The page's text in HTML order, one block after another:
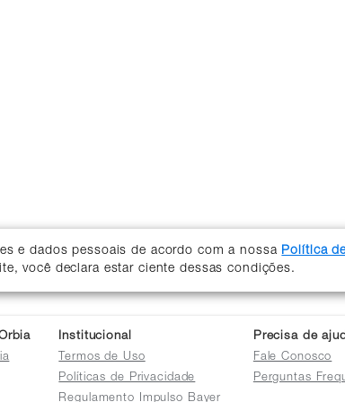
e dados pessoais de acordo com a nossa Política
você declara estar ciente dessas condições.
Institucional
Termos de Uso
Políticas de Privacidade
Regulamento Impulso Bayer
Precisa de
Fale Conosco
Perguntas